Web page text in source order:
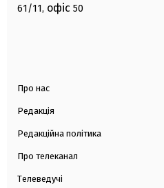
61/11, офіс 50
Про нас
Редакція
Редакційна політика
Про телеканал
Телеведучі